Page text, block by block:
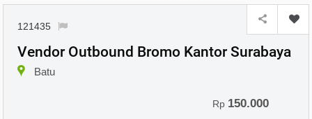
121435
Vendor Outbound Bromo Kantor Surabaya
Batu
Rp 150.000